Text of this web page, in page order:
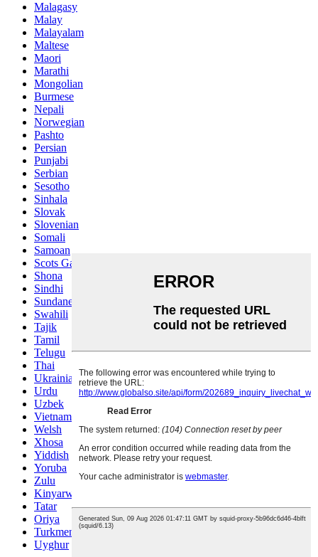
Malagasy
Malay
Malayalam
Maltese
Maori
Marathi
Mongolian
Burmese
Nepali
Norwegian
Pashto
Persian
Punjabi
Serbian
Sesotho
Sinhala
Slovak
Slovenian
Somali
Samoan
Scots Gaelic
Shona
Sindhi
Sundanese
Swahili
Tajik
Tamil
Telugu
Thai
Ukrainian
Urdu
Uzbek
Vietnamese
Welsh
Xhosa
Yiddish
Yoruba
Zulu
Kinyarwanda
Tatar
Oriya
Turkmen
Uyghur